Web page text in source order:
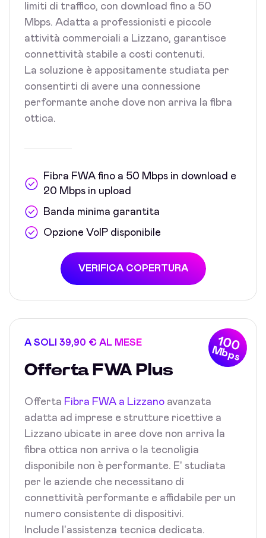
limiti di traffico, con download fino a 50
Mbps. Adatta a professionisti e piccole
attività commerciali a Lizzano, garantisce
connettività stabile a costi contenuti.
La soluzione è appositamente studiata per
consentirti di avere una connessione
performante anche dove non arriva la fibra
ottica.
Fibra FWA fino a 50 Mbps in download e
20 Mbps in upload
Banda minima garantita
Opzione VoIP disponibile
VERIFICA COPERTURA
100
Mbps
A SOLI 39,90 € AL MESE
Offerta FWA Plus
Offerta Fibra FWA a Lizzano avanzata
adatta ad imprese e strutture ricettive a
Lizzano ubicate in aree dove non arriva la
fibra ottica non arriva o la tecnoligia
disponibile non è performante. E' studiata
per le aziende che necessitano di
connettività performante e affidabile per un
numero consistente di dispositivi.
Include l'assistenza tecnica dedicata.